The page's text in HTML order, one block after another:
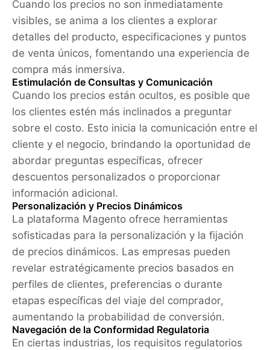
Cuando los precios no son inmediatamente
visibles, se anima a los clientes a explorar
detalles del producto, especificaciones y puntos
de venta únicos, fomentando una experiencia de
compra más inmersiva.
Estimulación de Consultas y Comunicación
Cuando los precios están ocultos, es posible que
los clientes estén más inclinados a preguntar
sobre el costo. Esto inicia la comunicación entre el
cliente y el negocio, brindando la oportunidad de
abordar preguntas específicas, ofrecer
descuentos personalizados o proporcionar
información adicional.
Personalización y Precios Dinámicos
La plataforma Magento ofrece herramientas
sofisticadas para la personalización y la fijación
de precios dinámicos. Las empresas pueden
revelar estratégicamente precios basados en
perfiles de clientes, preferencias o durante
etapas específicas del viaje del comprador,
aumentando la probabilidad de conversión.
Navegación de la Conformidad Regulatoria
En ciertas industrias, los requisitos regulatorios